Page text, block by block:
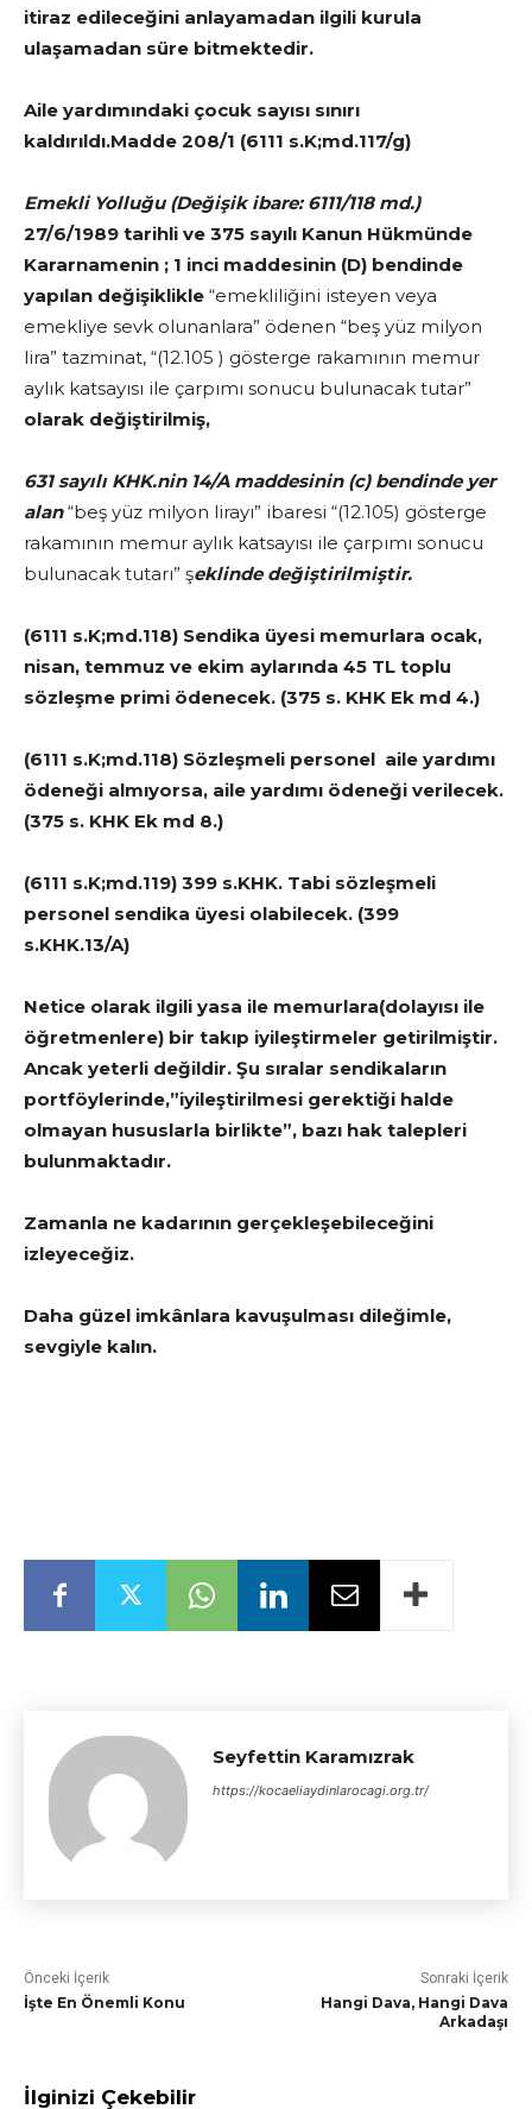
itiraz edileceğini anlayamadan ilgili kurula
ulaşamadan süre bitmektedir.
Aile yardımındaki çocuk sayısı sınırı
kaldırıldı.Madde 208/1 (6111 s.K;md.117/g)
Emekli Yolluğu (Değişikibare: 6111/118 md.)
27/6/1989 tarihli ve 375 sayılı Kanun Hükmünde
Kararnamenin ; 1 inci maddesinin (D) bendinde
yapılan değişiklikle “emekliliğini isteyen veya
emekliye sevk olunanlara” ödenen “beş yüz milyon
lira” tazminat, “(12.105 ) gösterge rakamının memur
aylık katsayısı ile çarpımı sonucu bulunacak tutar”
olarak değiştirilmiş,
631sayılı KHK.nin 14/A maddesinin (c) bendinde yer
alan“beş yüz milyon lirayı” ibaresi “(12.105) gösterge
rakamının memur aylık katsayısı ile çarpımı sonucu
bulunacak tutarı” şeklinde değiştirilmiştir.
(6111 s.K;md.118) Sendika üyesi memurlara ocak,
nisan, temmuz ve ekim aylarında 45 TL toplu
sözleşme primi ödenecek. (375 s. KHK Ek md 4.)
(6111 s.K;md.118) Sözleşmeli personel aile yardımı
ödeneği almıyorsa, aile yardımı ödeneği verilecek.
(375 s. KHK Ek md 8.)
(6111 s.K;md.119) 399 s.KHK. Tabi sözleşmeli
personel sendika üyesi olabilecek. (399
s.KHK.13/A)
Netice olarak ilgili yasa ile memurlara(dolayısı ile
öğretmenlere) bir takıp iyileştirmeler getirilmiştir.
Ancak yeterli değildir. Şu sıralar sendikaların
portföylerinde,”iyileştirilmesi gerektiği halde
olmayan hususlarla birlikte”, bazı hak talepleri
bulunmaktadır.
Zamanla ne kadarının gerçekleşebileceğini
izleyeceğiz.
Daha güzel imkânlara kavuşulması dileğimle,
sevgiyle kalın.
Seyfettin Karamızrak
https://kocaeliaydinlarocagi.org.tr/
Önceki İçerik
İşte En Önemli Konu
Sonraki İçerik
Hangi Dava, Hangi Dava
Arkadaşı
İlginizi Çekebilir